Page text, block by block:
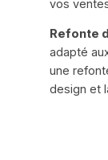
vos
Refonte
adapté
une
design et